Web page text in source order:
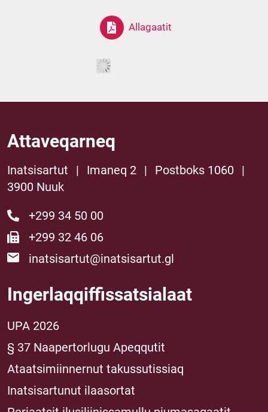
Allagaatit
Attaveqarneq
Inatsisartut | Imaneq 2 | Postboks 1060
|
3900 Nuuk
+299 34 50 00
+299 32 46 06
inatsisartut@inatsisartut.gl
Ingerlaqqiffissatsialaat
UPA 2026
§ 37 Naapertorlugu Apeqqutit
Ataatsimiinnernut takussutissiaq
Inatsisartunut ilaasortat